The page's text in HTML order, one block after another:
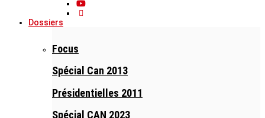
Dossiers
Focus
Spécial Can 2013
Présidentielles 2011
Spécial CAN 2023